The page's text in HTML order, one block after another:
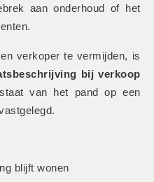
aan onderhoud of het
verkoper te vermijden, is
bij verkoop
van het pand op een
blijft wonen